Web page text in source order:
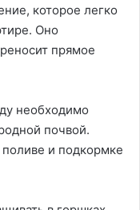
которое легко
Оно
прямое
необходимо
почвой.
и подкормке